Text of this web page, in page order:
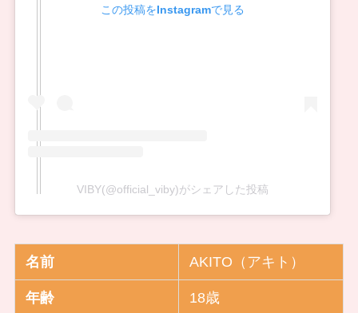
この投稿をInstagramで見る
VIBY(@official_viby)がシェアした投稿
名前 AKITO（アキト）
年齢 18歳